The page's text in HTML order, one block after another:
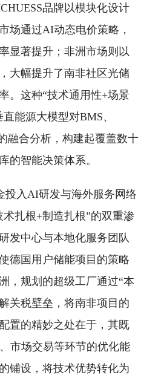
品牌以模块化设计
场通过AI动态电价策略，
显著提升；非洲市场则以
大幅提升了南非社区光储
。这种“技术通用性+场景
能源大模型对BMS、
融合分析，构建起覆盖数十
的智能决策体系。
投入AI研发与海外服务网络
扎根+制造扎根”的双重渗
发中心与本地化服务团队
德国用户储能项目的策略
，规划的超级工厂通过“本
关税壁垒，将南非项目的
置的精妙之处在于，其既
市场交易等环节的优化能
铺设，将技术优势转化为